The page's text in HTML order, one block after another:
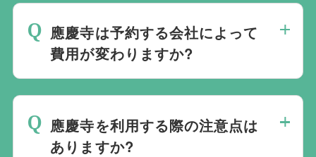
です。自社会館を持たないことで無理に自
社会館を勧めることなく柔軟にご提案がで
きます。
すすめの式場をご紹介させていただきま
す。また、式場でご葬儀気を行うのが一般
的ですが、どこで葬儀を行うかは多様化し
ており必ずしも式場を借りて行う必要はな
く、近年では自宅でご葬儀を行う自宅葬を
選ばれる方もいます。私たちは自宅でのご
應慶寺は予約する会社によって
費用が変わりますか?
ら予約をしても式場利用料は同じです。
應慶寺を利用する際の注意点は
ありますか?